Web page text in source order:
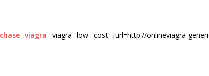
viagra viagra low cost [url=http://onlineviagra-